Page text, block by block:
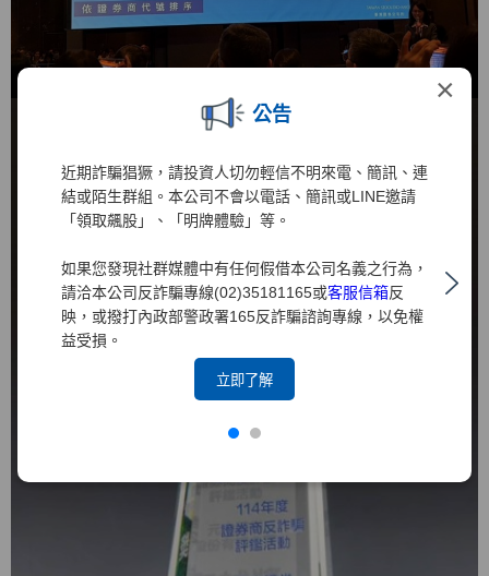
×
公告
近期詐騙猖獗，請投資人切勿輕信不明來電、簡訊、連
結或陌生群組。本公司不會以電話、簡訊或LINE邀請
「領取飆股」、「明牌體驗」等。
如果您發現社群媒體中有任何假借本公司名義之行為，
請洽本公司反詐騙專線(02)35181165或客服信箱反
映，或撥打內政部警政署165反詐騙諮詢專線，以免權
益受損。
立即了解